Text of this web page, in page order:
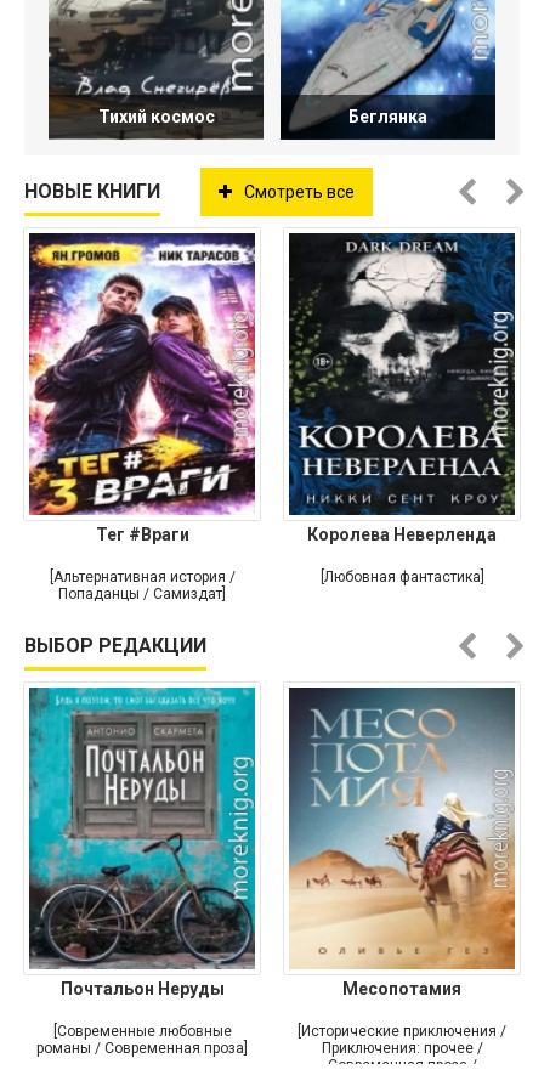
Тихий космос Беглянка
НОВЫЕ КНИГИ Смотреть все
Тег #Враги
[Альтернативная история /
Попаданцы / Самиздат]
Королева Неверленда
[Любовная фантастика]
ВЫБОР РЕДАКЦИИ
Почтальон Неруды
[Современные любовные
романы / Современная проза]
Месопотамия
[Исторические приключения /
Приключения: прочее /
Современная проза /